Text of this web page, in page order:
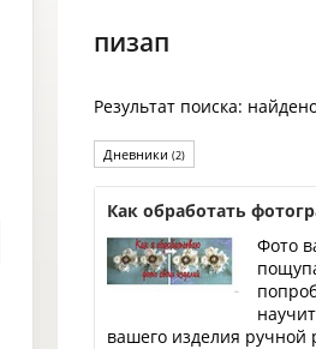
пизап
Результат поиска:
Дневники (2)
Как обработать
Фото
вашего изделия ручной